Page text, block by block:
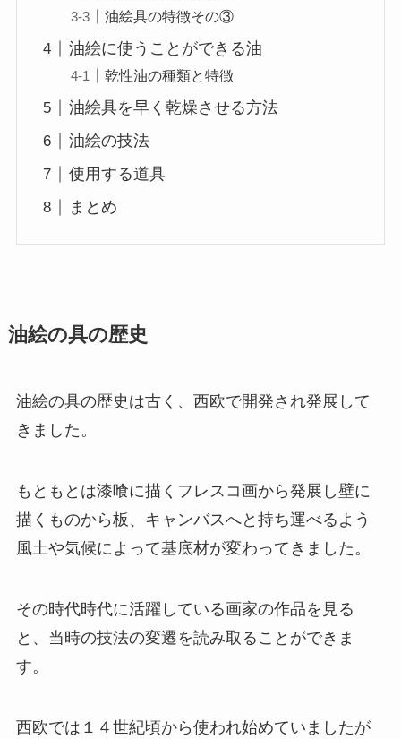
油絵具の特徴その③
油絵に使うことができる油
乾性油の種類と特徴
油絵具を早く乾燥させる方法
油絵の技法
使用する道具
まとめ
油絵の具の歴史
油絵の具の歴史は古く、西欧で開発され発展して
きました。
もともとは漆喰に描くフレスコ画から発展し壁に
描くものから板、キャンバスへと持ち運べるよう
風土や気候によって基底材が変わってきました。
その時代時代に活躍している画家の作品を見る
と、当時の技法の変遷を読み取ることができま
す。
西欧では１４世紀頃から使われ始めていましたが